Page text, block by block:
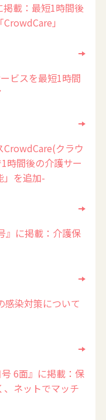
掲載：最短1時間後
」
ビスを最短1時間
CrowdCare(クラウ
時間後の介護サー
」を追加-
』に掲載：介護保
感染対策について
6面』に掲載：保
ネットでマッチ